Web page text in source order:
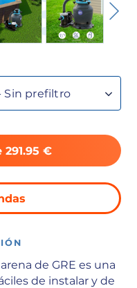
€
de GRE es una
de instalar y de